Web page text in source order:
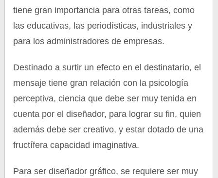
tiene gran importancia para otras tareas, como
las educativas, las periodísticas, industriales y
para los administradores de empresas.
Destinado a surtir un efecto en el destinatario, el
mensaje tiene gran relación con la psicología
perceptiva, ciencia que debe ser muy tenida en
cuenta por el diseñador, para lograr su fin, quien
además debe ser creativo, y estar dotado de una
fructífera capacidad imaginativa.
Para ser diseñador gráfico, se requiere ser muy